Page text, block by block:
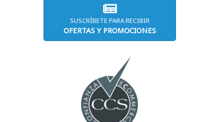
SUSCRÍBETE PARA RECIBIR
OFERTAS Y PROMOCIONES